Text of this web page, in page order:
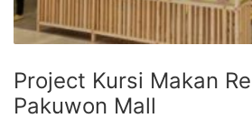
Project Kursi Makan
Pakuwon Mall